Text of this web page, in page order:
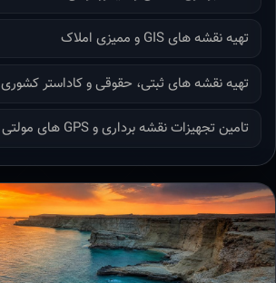
تهیه نقشه های GIS و ممیزی املاک
تهیه نقشه های ثبتی، حقوقی و کاداستر کشوری
تامین تجهیزات نقشه برداری و GPS های مولتی فرکانس